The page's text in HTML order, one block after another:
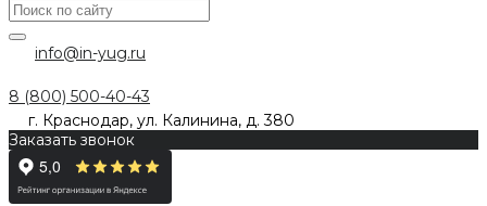
info@in-yug.ru
8 (800) 500-40-43
г. Краснодар, ул. Калинина, д. 380
Заказать звонок